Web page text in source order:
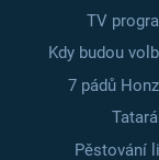
TV
Kdy budou
7 pádů
Pěstování